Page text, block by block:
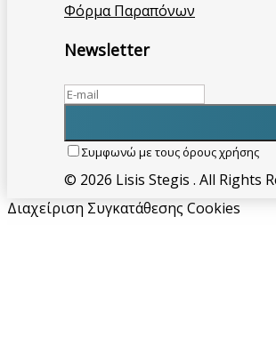
Φόρμα Παραπόνων
Newsletter
Συμφωνώ με τους όρους χρήσης
© 2026 Lisis Stegis . All Rights
Διαχείριση Συγκατάθεσης Cookies